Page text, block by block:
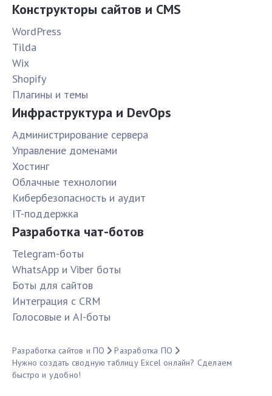
Конструкторы сайтов и CMS
WordPress
Tilda
Wix
Shopify
Плагины и темы
Инфраструктура и DevOps
Администрирование сервера
Управление доменами
Хостинг
Облачные технологии
Кибербезопасность и аудит
IT-поддержка
Разработка чат-ботов
Telegram-боты
WhatsApp и Viber боты
Боты для сайтов
Интеграция с CRM
Голосовые и AI-боты
Разработка сайтов и ПО
Разработка ПО
Нужно создать сводную таблицу Excel онлайн? Сделаем
быстро и удобно!